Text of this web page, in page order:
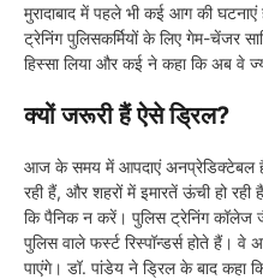
मुरादाबाद में पहले भी कई आग की
ट्रेनिंग पुलिसकर्मियों के लिए गेम-चेंजर
हिस्सा लिया और कई ने कहा कि अब वे
क्यों जरूरी हैं ऐसे ड्रिल?
आज के समय में आपदाएं अनप्रेडिक्टेबल
रही हैं, और शहरों में इमारतें ऊंची हो
कि पैनिक न करें। पुलिस ट्रेनिंग कॉलेज
पुलिस वाले फर्स्ट रिस्पॉन्डर्स होते हैं।
पाएंगे। डॉ. पांडेय ने ड्रिल के बाद कहा